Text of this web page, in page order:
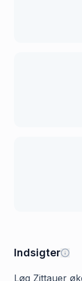
Indsigter
Løg Zittauer